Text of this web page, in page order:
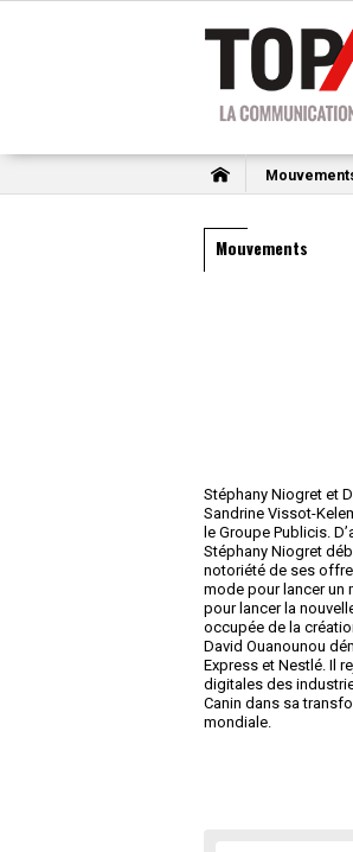
Mouvements
Stéphany Niogret et
Sandrine Vissot-
le Groupe Publicis.
Stéphany Niogret
notoriété de ses
mode pour lancer un
pour lancer la
occupée de la
David Ouanounou
Express et Nestlé. Il
digitales des
Canin dans sa
mondiale.